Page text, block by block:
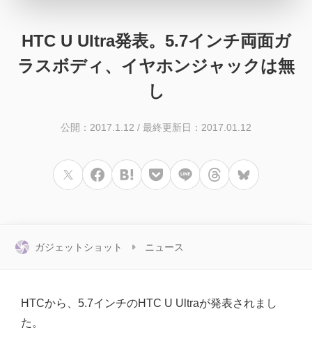
HTC U Ultra発表。5.7インチ両面ガ
ラスボディ、イヤホンジャックは無
し
公開：2017.1.12 / 最終更新日：2017.01.12
ガジェットショット ニュース
HTCから、5.7インチのHTC U Ultraが発表されまし
た。